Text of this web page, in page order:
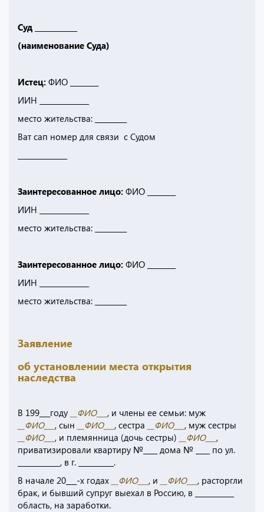
Суд ____________
(наименование Суда)
Истец: ФИО ________
ИИН ______________
место жительства: _________
Ват сап номер для связи с Судом
Заинтересованное лицо: ФИО ________
ИИН ______________
место жительства: _________
Заинтересованное лицо: ФИО ________
ИИН ______________
место жительства: _________
Заявление
об установлении места открытия
наследства
В 199___году __ФИО___ , и члены ее семьи: муж
__ФИО___ , сын __ФИО___ , сестра __ФИО___ , муж сестры
__ФИО___ , и племянница (дочь сестры) __ФИО___ ,
приватизировали квартиру №____ дома № ____ по ул.
____________, в г. __________.
В начале 20___-х годах
__ФИО___ , и __ФИО___ , расторгли
брак, и бывший супруг выехал в Россию, в ___________
область, на заработки.